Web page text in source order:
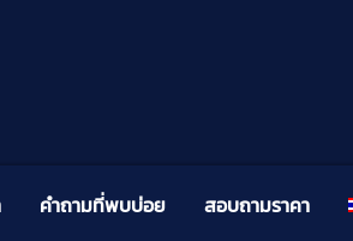
คำถามที่พบบ่อย สอบถามราคา